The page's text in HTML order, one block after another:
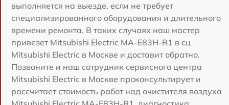
выполняется на выезде, если не требует
специализированного оборудования и длительного
времени ремонта. В таких случаях наш мастер
привезет Mitsubishi Electric MA-E83H-R1 в сц
Mitsubishi Electric в Москве и доставит обратно.
Позвоните и наш сотрудник сервисного центра
Mitsubishi Electric в Москве проконсультирует и
рассчитает стоимость работ над очистителя воздуха